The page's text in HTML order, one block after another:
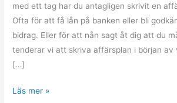
med ett tag har du antagligen skrivit en
Ofta för att få lån på banken eller bli
bidrag. Eller för att nån sagt åt dig att du
tenderar vi att skriva affärsplan i början av
[…]
Läs mer »